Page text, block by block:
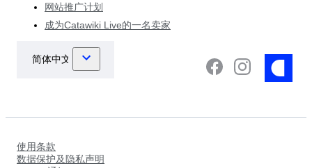
网站推广计划
成为Catawiki Live的一名卖家
使用条款
数据保护及隐私声明